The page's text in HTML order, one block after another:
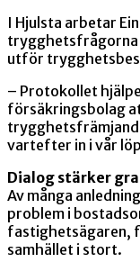
I Hjulsta arbetar
trygghetsfrågorna
utför
– Protokollet
försäkringsbolag
vartefter in i vår
Dialog stärker
Av många
problem i
fastighetsägaren,
samhället i stort.